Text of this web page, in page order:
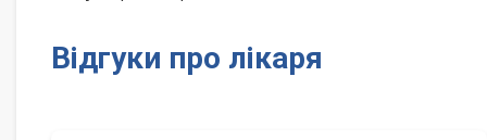
Відгуки про лікаря